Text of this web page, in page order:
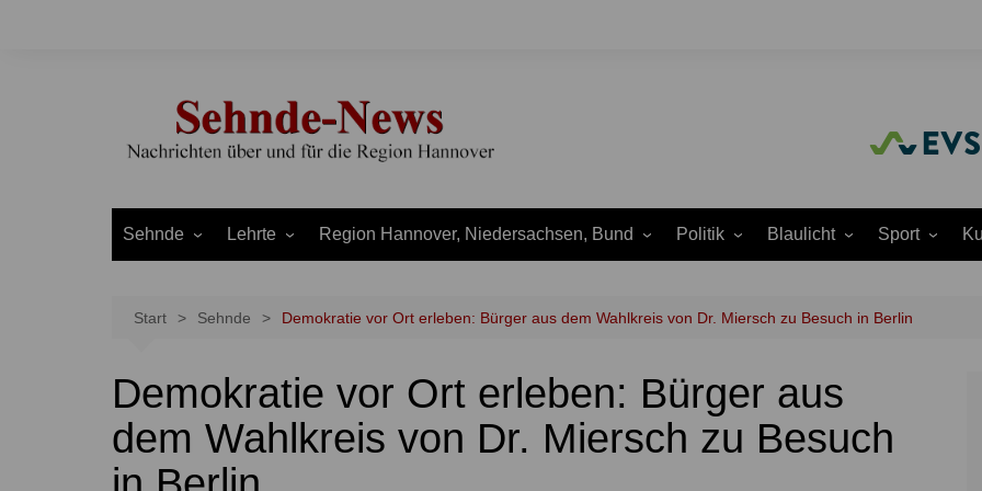
Sehnde
Bolzum
Evern
Gretenberg
Lehrte
Aligse
Hämelerwald
Immensen
Region Hannover, Niedersachsen, Bund
Uetze
LEADER und Börderegion
Land Niedersachsen
Politik
Ortsrat
Parteien
Blaulicht
Justiz
Rettungsdienst
THW
Sport
Fußball
Start Sehnde Demokratie vor Ort erleben: Bürger aus dem Wahlkreis von Dr. Miersch zu Besuch in Berlin
Demokratie vor Ort erleben: Bürger aus
dem Wahlkreis von Dr. Miersch zu Besuch